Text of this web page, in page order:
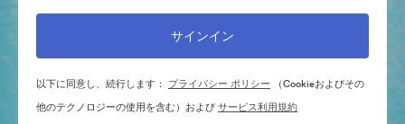
以下に同意し、続行します： プライバシー ポリシー （Cookieおよびその
他のテクノロジーの使用を含む）およびサービス利用規約